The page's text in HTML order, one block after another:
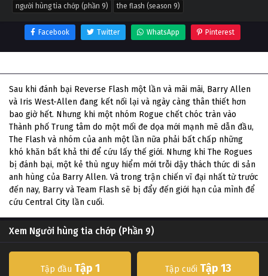
người hùng tia chớp (phần 9) the flash (season 9)
Facebook Twitter WhatsApp Pinterest
Sau khi đánh bại Reverse Flash một lần và mãi mãi, Barry Allen
và Iris West-Allen đang kết nối lại và ngày càng thân thiết hơn
bao giờ hết. Nhưng khi một nhóm Rogue chết chóc tràn vào
Thành phố Trung tâm do một mối đe dọa mới mạnh mẽ dẫn đầu,
The Flash và nhóm của anh một lần nữa phải bất chấp những
khó khăn bất khả thi để cứu lấy thế giới. Nhưng khi The Rogues
bị đánh bại, một kẻ thù nguy hiểm mới trỗi dậy thách thức di sản
anh hùng của Barry Allen. Và trong trận chiến vĩ đại nhất từ trước
đến nay, Barry và Team Flash sẽ bị đẩy đến giới hạn của mình để
cứu Central City lần cuối.
Xem Người hùng tia chớp (Phần 9)
Tập đầu Tập 1 Tập cuối Tập 13